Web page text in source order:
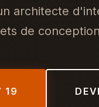
architecte
de
19